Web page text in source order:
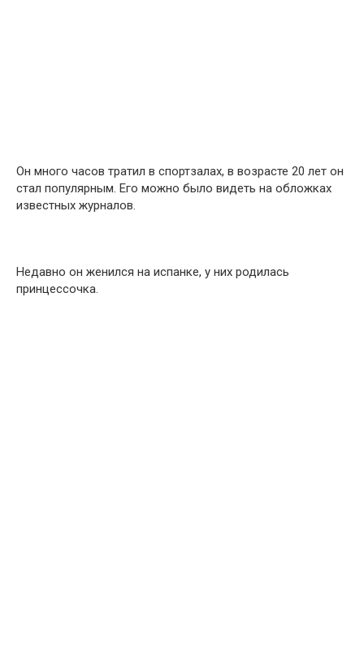
Он много часов тратил в спортзалах, в возрасте 20 лет он
стал популярным. Его можно было видеть на обложках
известных журналов.
Недавно он женился на испанке, у них родилась
принцессочка.